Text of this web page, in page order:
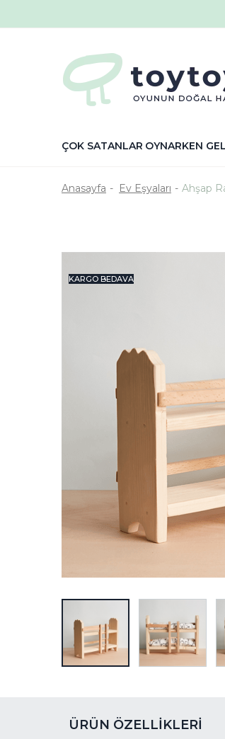
ÇOK SATANLAR OYNARKEN
Anasayfa Ev Eşyaları Ahşap
KARGO BEDAVA
ÜRÜN ÖZELLIKLERI